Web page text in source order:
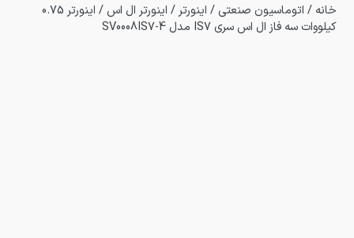
خانه / اتوماسیون صنعتی / اینورتر / اینورتر ال اس /
اینورتر 0.75
کیلووات سه فاز ال اس سری IS7 مدل SV0008IS7-4